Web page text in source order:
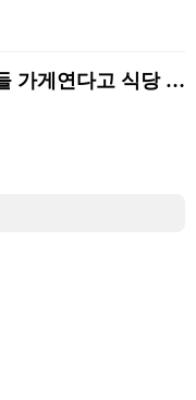
건물주가 자기 아들 가게연다고 식당 폐업시킴